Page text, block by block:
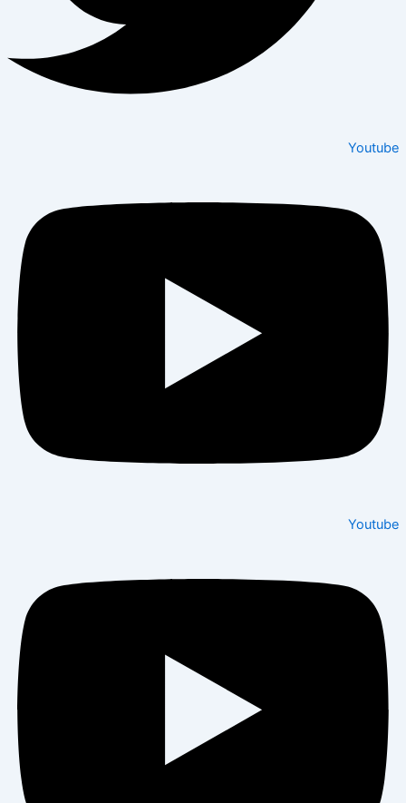
Youtube
Youtube